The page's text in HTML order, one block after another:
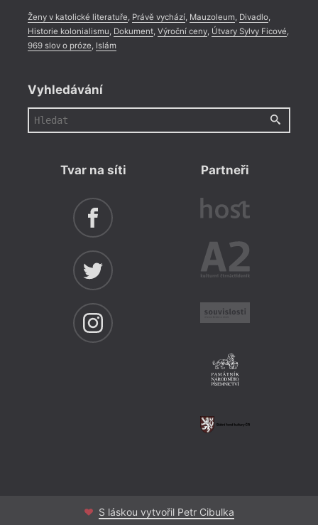
Ženy v katolické literatuře, Právě vychází, Mauzoleum, Divadlo,
Historie kolonialismu, Dokument, Výroční ceny, Útvary Sylvy Ficové,
969 slov o próze, Islám
Vyhledávání
Tvar na síti Partneři
S láskou vytvořil Petr Cibulka